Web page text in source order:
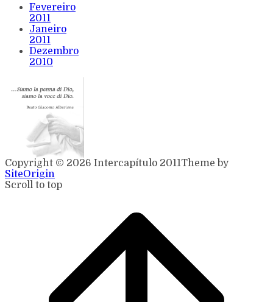
Fevereiro
2011
Janeiro
2011
Dezembro
2010
Copyright © 2026 Intercapítulo 2011Theme by
SiteOrigin
Scroll to top